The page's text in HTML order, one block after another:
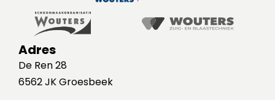
Adres
De Ren 28
6562 JK Groesbeek